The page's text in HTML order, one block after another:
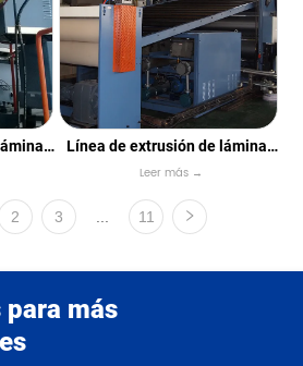
PE /
Línea de extrusión de láminas
de ABS / CADERAS
Leer más →
2 3 11
para más